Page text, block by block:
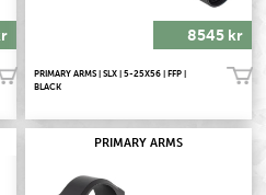
8545 kr
PRIMARY ARMS | SLX | 5-25X56 | FFP |
BLACK
Köp!
PRIMARY ARMS